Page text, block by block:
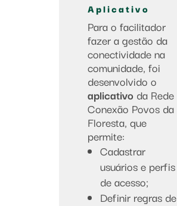
Aplicativo
Para o facilitador
fazer a gestão da
conectividade na
comunidade, foi
desenvolvido o
aplicativoda Rede
Conexão Povos da
Floresta, que
permite:
Cadastrar
usuários e perfis
de acesso;
Definir regras de